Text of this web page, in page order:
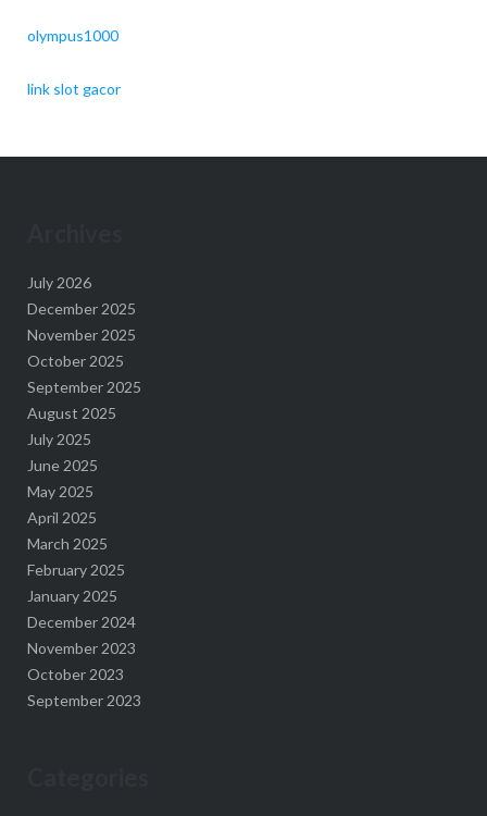
olympus1000
link slot gacor
July 2026
December 2025
November 2025
October 2025
September 2025
August 2025
July 2025
June 2025
May 2025
April 2025
March 2025
February 2025
January 2025
December 2024
November 2023
October 2023
September 2023